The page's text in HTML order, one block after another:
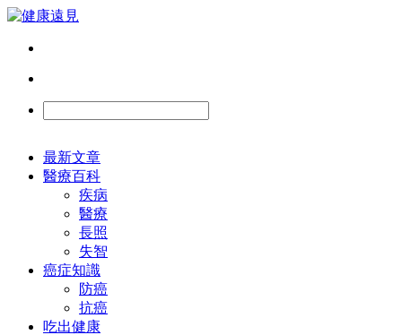
最新文章
醫療百科
疾病
醫療
長照
失智
癌症知識
防癌
抗癌
吃出健康